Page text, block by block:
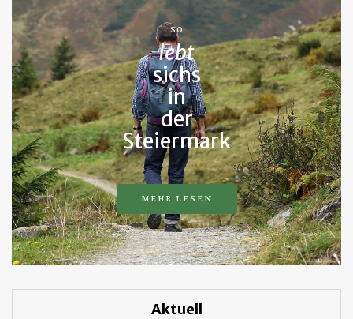
SO
lebt
sichs
in
der
Steiermark
MEHR LESEN
Aktuell